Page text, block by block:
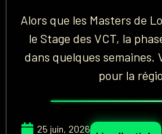
Alors que les Masters de
le Stage des VCT, la
dans quelques semaines.
pour la
25 juin, 2026